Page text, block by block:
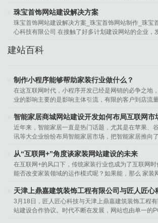
珠宝首饰网站建设解决方案
珠宝首饰网站建设解决方案_珠宝首饰网站制作_珠宝
心科技有限公司 在接触了好多计划建设网站的企业，
建站百科
制作小程序能够帮助家装行业做什么？
在这互联网时代，小程序开发已经是网销的必争之地
业的影响主要的是影响主体引流，有限的客户到店流
智能家居商城网站建设开发如何布局互联网市
近年来，智能家居一直是热门话题，尤其是在苹果、
讯等大企业纷纷布局智能家居市场，把智能家居推向
从“互联网+”角度谈家装网站建设的未来
在互联网+的风口下，传统家装行业也成为了互联网
能否改变家装领域的运作模式呢？如果能，那么 家装
天津上鼎嘉建筑装饰工程有限公司与匠人匠心
3月18日，匠人匠心科技与天津上鼎嘉建筑装饰工程
站建设合作协议。时代不断在发展，网站也由单一的